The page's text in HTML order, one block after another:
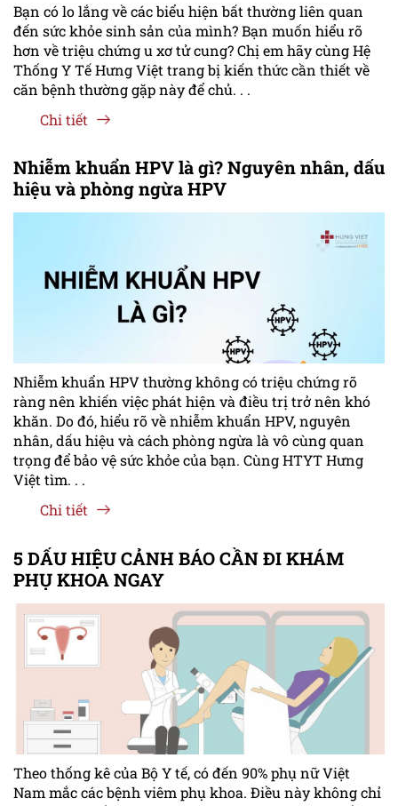
Bạn có lo lắng về các biểu hiện bất thường liên quan
đến sức khỏe sinh sản của mình? Bạn muốn hiểu rõ
hơn về triệu chứng u xơ tử cung? Chị em hãy cùng Hệ
Thống Y Tế Hưng Việt trang bị kiến thức cần thiết về
căn bệnh thường gặp này để chủ. . .
Chi tiết
Nhiễm khuẩn HPV là gì? Nguyên nhân, dấu
hiệu và phòng ngừa HPV
Nhiễm khuẩn HPV thường không có triệu chứng rõ
ràng nên khiến việc phát hiện và điều trị trở nên khó
khăn. Do đó, hiểu rõ về nhiễm khuẩn HPV, nguyên
nhân, dấu hiệu và cách phòng ngừa là vô cùng quan
trọng để bảo vệ sức khỏe của bạn. Cùng HTYT Hưng
Việt tìm. . .
Chi tiết
5 DẤU HIỆU CẢNH BÁO CẦN ĐI KHÁM
PHỤ KHOA NGAY
Theo thống kê của Bộ Y tế, có đến 90% phụ nữ Việt
Nam mắc các bệnh viêm phụ khoa. Điều này không chỉ